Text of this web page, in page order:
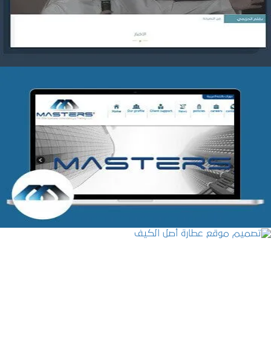
التفاصيل
شركة MASTERS للتدريب
التفاصيل